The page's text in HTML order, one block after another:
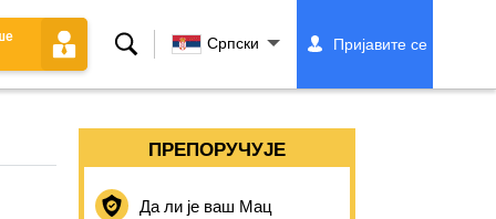
Претрага Српски Пријавите се
ПРЕПОРУЧУЈЕ
Да ли је ваш Мац